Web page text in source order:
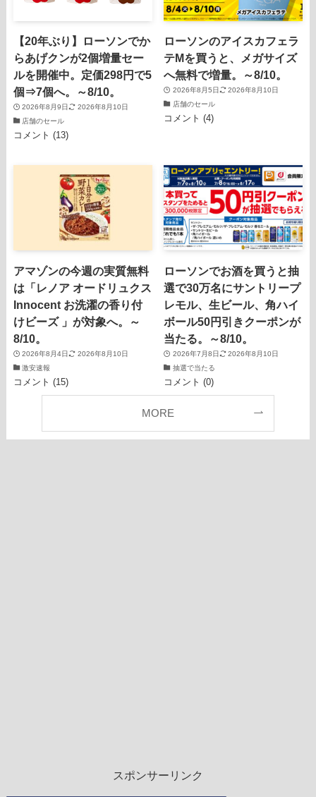
【20年ぶり】ローソンでか
らあげクンが2個増量セー
ルを開催中。定価298円で5
個⇒7個へ。～8/10。
2026年8月9日
2026年8月10日
店舗のセール
コメント (13)
ローソンのアイスカフェラ
テMを買うと、メガサイズ
へ無料で増量。～8/10。
2026年8月5日
2026年8月10日
店舗のセール
コメント (4)
アマゾンの今週の実質無料
は「レノア オードリュクス
Innocent お洗濯の香り付
けビーズ 」が対象へ。～
8/10。
2026年8月4日
2026年8月10日
激安速報
コメント (15)
ローソンでお酒を買うと抽
選で30万名にサントリープ
レモル、生ビール、角ハイ
ボール50円引きクーポンが
当たる。～8/10。
2026年7月8日
2026年8月10日
抽選で当たる
コメント (0)
MORE
スポンサーリンク